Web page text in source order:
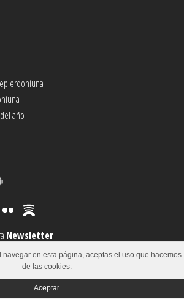
año
Newsletter
RSS
navegar en esta página, aceptas el uso que hacemos
de las cookies.
Aceptar